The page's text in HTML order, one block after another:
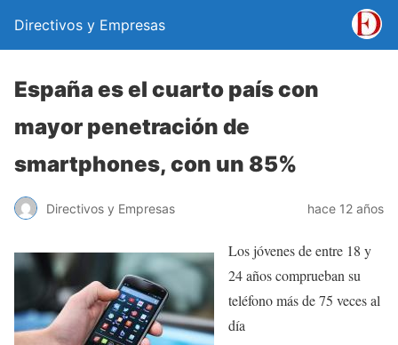
Directivos y Empresas
España es el cuarto país con
mayor penetración de
smartphones, con un 85%
Directivos y Empresas hace 12 años
Los jóvenes de entre 18 y
24 años comprueban su
teléfono más de 75 veces al
día